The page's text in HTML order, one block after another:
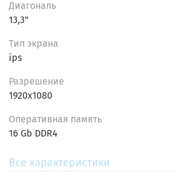
бизнеса.
Диагональ
13,3"
Тип экрана
ips
Разрешение
1920x1080
Oпеpативнaя пaмять
16 Gb DDR4
Все характеристики